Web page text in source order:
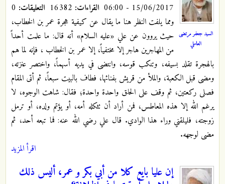
السيد جعفر مرتضى
العاملي
15/06/2017 - 06:00 القراءات: التعليقات:
ومما يلفت النظر هنا ما يقال عن كيفية هجرة عمر بن الخطاب،
حيث يروون عن علي «عليه السلام» أنه قال: ما علمت أحداً
من المهاجرين هاجر إلا مختفياً، إلا عمر بن الخطاب ، فإنه لما هم
بالهجرة تقلد بسيفه، وتنكب قوسه، وانتضى في يديه أسهماً، واختصر عنزته،
ومضى قبل الكعبة، والملأ من قريش بفنائها، فطاف بالبيت سبعاً، ثم أتى المقام
فصلى ركعتين، ثم وقف على الحلق واحدة واحدة؛ فقال: شاهت الوجوه، لا
يرغم الله إلا هذه المعاطس، فمن أراد أن تثكله أمه، أو يؤتم ولده، أو ترمل
زوجته، فليلقني وراء هذا الوادي. قال علي رضي الله عنه: فما تبعه أحد، ثم
مضى لوجهه.
اقرأ المزيد
إن عليا بايع كلا من أبي بكر و عمر، أليس ذلك